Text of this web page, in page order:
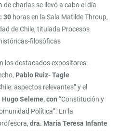
de charlas se llevó a cabo el día
30 horas en la Sala Matilde Throup,
de Chile, titulada Procesos
filosóficas
los destacados expositores:
Pablo Ruiz- Tagle
aspectos relevantes” y el
Seleme, con “Constitución y
Política”. En la
dra. María Teresa Infante